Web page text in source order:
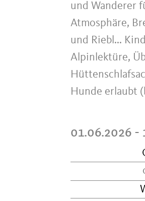
und Wanderer
Atmosphäre,
und Riebl...
Alpinlektüre,
Hunde erlaubt
01.06.2026 -